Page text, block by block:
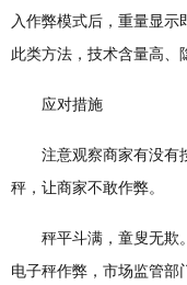
入作弊模式后，重量显示
此类方法，技术含量高、
应对措施
注意观察商家有没有
秤，让商家不敢作弊。
秤平斗满，童叟无欺
电子秤作弊，市场监管部